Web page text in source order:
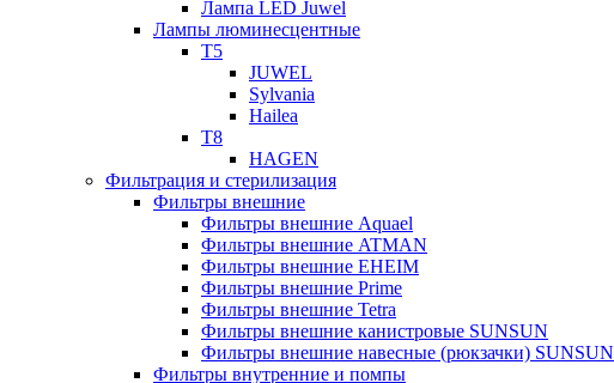
Лампа LED Juwel
Лампы люминесцентные
T5
JUWEL
Sylvania
Hailea
T8
HAGEN
Фильтрация и стерилизация
Фильтры внешние
Фильтры внешние Aquael
Фильтры внешние ATMAN
Фильтры внешние EHEIM
Фильтры внешние Prime
Фильтры внешние Tetra
Фильтры внешние канистровые SUNSUN
Фильтры внешние навесные (рюкзачки) SUNSUN
Фильтры внутренние и помпы